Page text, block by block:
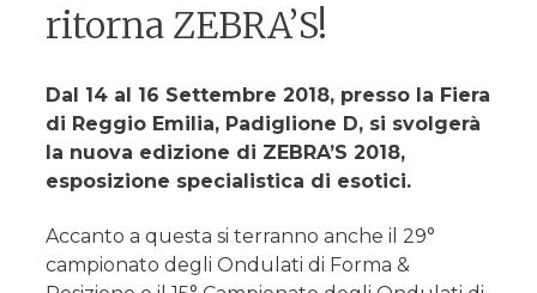
ritorna ZEBRA’S!
Dal 14 al 16 Settembre 2018, presso la Fiera
di Reggio Emilia, Padiglione D, si svolgerà
la nuova edizione di ZEBRA’S 2018,
esposizione specialistica di esotici.
Accanto a questa si terranno anche il 29°
campionato degli Ondulati di Forma &